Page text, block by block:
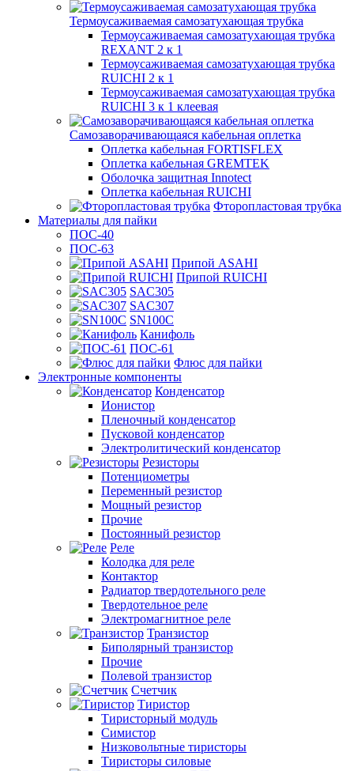
Термоусаживаемая самозатухающая трубка
Термоусаживаемая самозатухающая трубка
REXANT 2 к 1
Термоусаживаемая самозатухающая трубка
RUICHI 2 к 1
Термоусаживаемая самозатухающая трубка
RUICHI 3 к 1 клеевая
Самозаворачивающаяся кабельная оплетка
Оплетка кабельная FORTISFLEX
Оплетка кабельная GREMTEK
Оболочка защитная Innotect
Оплетка кабельная RUICHI
Фторопластовая трубка
Материалы для пайки
ПОС-40
ПОС-63
Припой ASAHI
Припой RUICHI
SAC305
SAC307
SN100C
Канифоль
ПОС-61
Флюс для пайки
Электронные компоненты
Конденсатор
Ионистор
Пленочный конденсатор
Пусковой конденсатор
Электролитический конденсатор
Резисторы
Потенциометры
Переменный резистор
Мощный резистор
Прочие
Постоянный резистор
Реле
Колодка для реле
Контактор
Радиатор твердотельного реле
Твердотельное реле
Электромагнитное реле
Транзистор
Биполярный транзистор
Прочие
Полевой транзистор
Счетчик
Тиристор
Тиристорный модуль
Симистор
Низковольтные тиристоры
Тиристоры силовые